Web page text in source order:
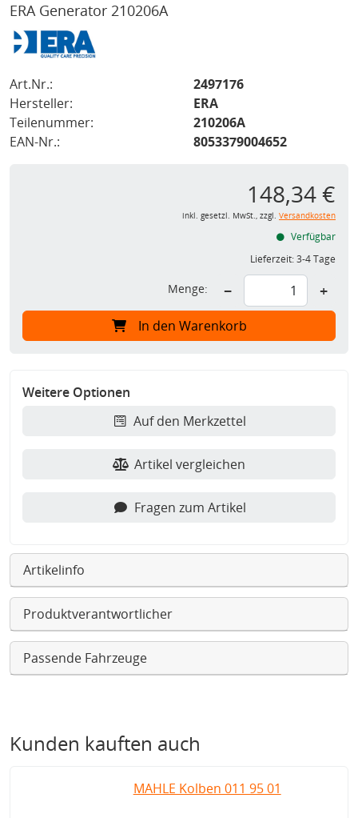
ERA Generator 210206A
Art.Nr.:
2497176
Hersteller:
ERA
Teilenummer:
210206A
EAN-Nr.:
8053379004652
148,34 €
inkl. gesetzl. MwSt., zzgl. Versandkosten
Verfügbar
Lieferzeit:3-4 Tage
Menge: − +
In den Warenkorb
Weitere Optionen
Auf den Merkzettel
Artikel vergleichen
Fragen zum Artikel
Artikelinfo
Produktverantwortlicher
Passende Fahrzeuge
Kunden kauften auch
MAHLE Kolben 011 95 01